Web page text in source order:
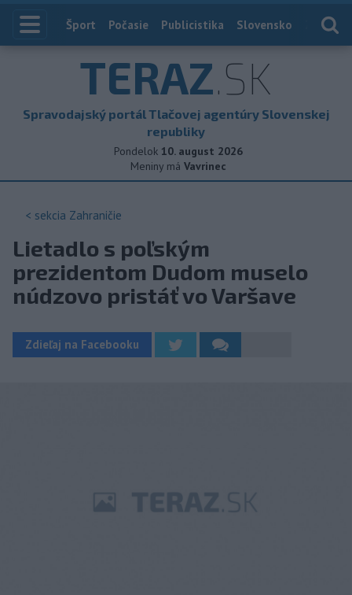
Index
Šport Počasie Publicistika Slovensko
TERAZ.SK
Spravodajský portál Tlačovej agentúry Slovenskej
republiky
Pondelok 10. august 2026
Meniny má Vavrinec
< sekcia Zahraničie
Lietadlo s poľským
prezidentom Dudom muselo
núdzovo pristáť vo Varšave
Zdieľaj na Facebooku